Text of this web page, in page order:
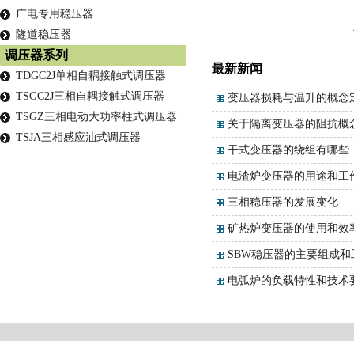
最新新闻
变压器损耗与温升的概念
关于隔离变压器的阻抗概
干式变压器的绕组有哪些
电渣炉变压器的用途和工
三相稳压器的发展变化
矿热炉变压器的使用和效
SBW稳压器的主要组成
电弧炉的负载特性和技术
广电专用稳压器
隧道稳压器
调压器系列
TDGC2J单相自耦接触式调压器
TSGC2J三相自耦接触式调压器
TSGZ三相电动大功率柱式调压器
TSJA三相感应油式调压器